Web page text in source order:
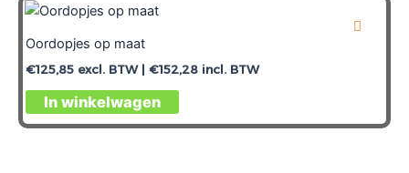
Oordopjes op maat
€125,85 excl. BTW | €152,28 incl. BTW
In winkelwagen